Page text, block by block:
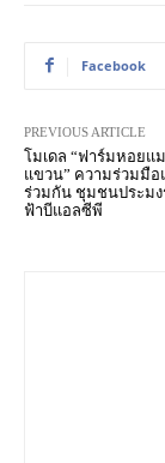
Facebook
PREVIOUS ARTICLE
โมเดล “ฟาร์มหอยแ
แขวน” ความร่วมมือ
ร่วมกัน ชุมชนประมง
ฟ้าบีแอลซีพี